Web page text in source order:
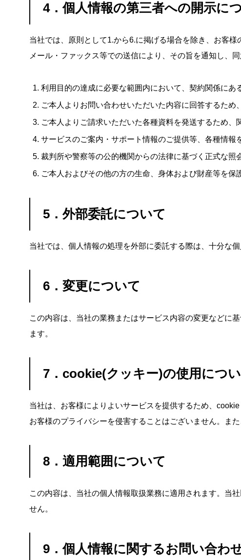
4．個人情報の第三者への開示に
当社では、原則として1.から6.に掲げる場合を除き、お客
メール・ファックス等での送信により、その旨を通知し、同
利用目的の達成に必要な範囲内において、契約関係にあ
ご本人よりお問い合わせいただいた内容に回答するため
ご本人よりご請求いただいた各種資料を発送するため、
サービスのご案内・サポート情報のご提供等、各種情報
裁判所や警察等の公的機関からの法律に基づく正式な照
ご本人およびその他の方の生命、身体および財産等を保
5．外部委託について
当社では、個人情報の処理を外部に委託する際は、十分な
6．変更について
この内容は、当社の業務またはサービス内容の変更などに
ます。
7．cookie(クッキー)の使用につ
当社は、お客様によりよいサービスを提供するため、
お客様のプライバシーを侵害することはございません。ま
8．適用範囲について
この内容は、当社の個人情報取扱業務に適用されます。当
せん。
9．個人情報に関するお問い合わ